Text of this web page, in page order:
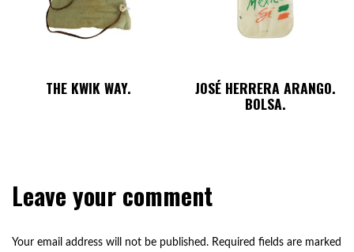
THE KWIK WAY. JOSÉ HERRERA ARANGO.
BOLSA.
Leave your comment
Your email address will not be published. Required fields are marked